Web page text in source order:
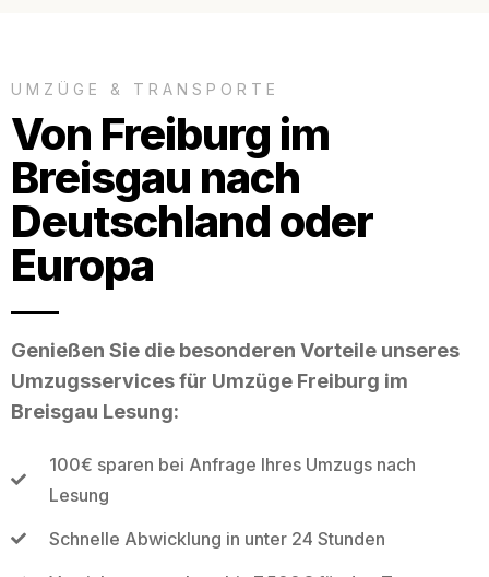
UMZÜGE & TRANSPORTE
Von Freiburg im
Breisgau nach
Deutschland oder
Europa
Genießen Sie die besonderen Vorteile unseres
Umzugsservices für Umzüge Freiburg im
Breisgau Lesung:
100€ sparen bei Anfrage Ihres Umzugs nach
Lesung
Schnelle Abwicklung in unter 24 Stunden